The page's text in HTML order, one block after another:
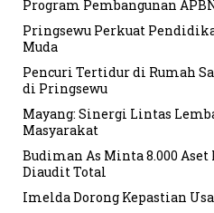
Program Pembangunan
Pringsewu Perkuat
Muda
Pencuri Tertidur di Rumah
di Pringsewu
Mayang: Sinergi Lintas
Masyarakat
Budiman As Minta 8.000
Diaudit Total
Imelda Dorong Kepastian